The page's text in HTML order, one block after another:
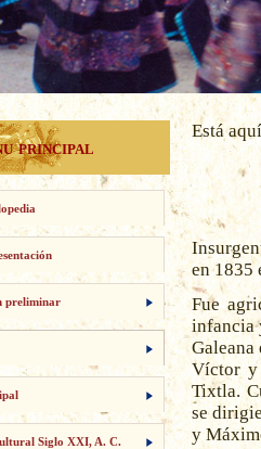
principal
preliminar
Siglo XXI, A. C.
Está
en 1835
Fue
infancia
Galeana
Víctor y
Tixtla.
se
y